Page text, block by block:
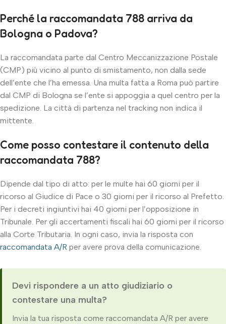
Perché la raccomandata 788 arriva da
Bologna o Padova?
La raccomandata parte dal Centro Meccanizzazione Postale
(CMP) più vicino al punto di smistamento, non dalla sede
dell’ente che l’ha emessa. Una multa fatta a Roma può partire
dal CMP di Bologna se l’ente si appoggia a quel centro per la
spedizione. La città di partenza nel tracking non indica il
mittente.
Come posso contestare il contenuto della
raccomandata 788?
Dipende dal tipo di atto: per le multe hai 60 giorni per il
ricorso al Giudice di Pace o 30 giorni per il ricorso al Prefetto.
Per i decreti ingiuntivi hai 40 giorni per l’opposizione in
Tribunale. Per gli accertamenti fiscali hai 60 giorni per il ricorso
alla Corte Tributaria. In ogni caso, invia la risposta con
raccomandata A/R per avere prova della comunicazione.
Devi rispondere a un atto giudiziario o
contestare una multa?
Invia la tua risposta come raccomandata A/R per avere